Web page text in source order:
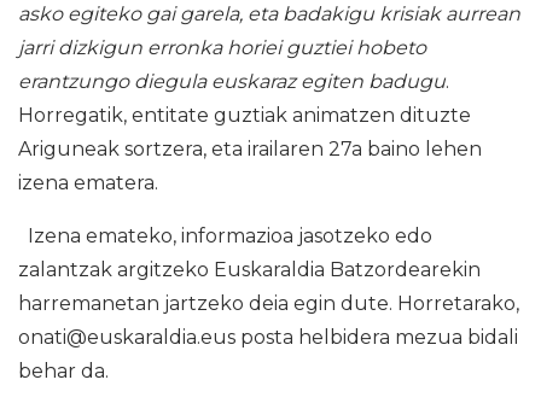
asko egiteko gai garela, eta badakigu krisiak aurrean
jarri dizkigun erronka horiei guztiei hobeto
erantzungo diegula euskaraz egiten badugu.
Horregatik, entitate guztiak animatzen dituzte
Ariguneak sortzera, eta irailaren 27a baino lehen
izena ematera.
Izena emateko, informazioa jasotzeko edo
zalantzak argitzeko Euskaraldia Batzordearekin
harremanetan jartzeko deia egin dute. Horretarako,
onati@euskaraldia.eus posta helbidera mezua bidali
behar da.